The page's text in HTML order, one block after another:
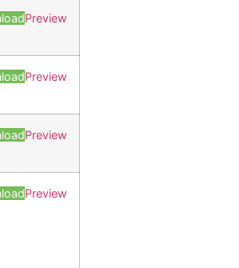
Preview
Preview
Preview
Preview